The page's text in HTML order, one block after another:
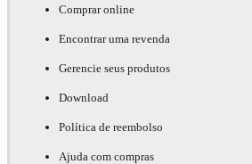
Comprar online
Encontrar uma revenda
Gerencie seus produtos
Download
Política de reembolso
Ajuda com compras